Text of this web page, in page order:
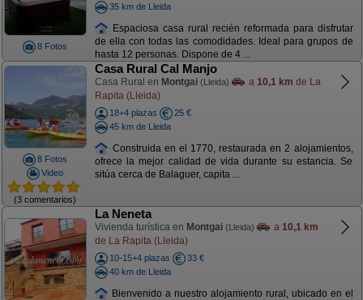
8 Fotos
35 km de Lleida
Espaciosa casa rural recién reformada para disfrutar
de ella con todas las comodidades. Ideal para grupos de
hasta 12 personas. Dispone de 4 ...
8 Fotos
Video
(3 comentarios)
Casa Rural Cal Manjo
Casa Rural en Montgai (Lleida) a 10,1 km de La
Rapita (Lleida)
18+4 plazas
25 €
45 km de Lleida
Construida en el 1770, restaurada en 2 alojamientos,
ofrece la mejor calidad de vida durante su estancia. Se
sitúa cerca de Balaguer, capita ...
La Neneta
Vivienda turística en Montgai (Lleida) a 10,1 km
de La Rapita (Lleida)
10-15+4 plazas
33 €
40 km de Lleida
Bienvenido a nuestro alojamiento rural, ubicado en el